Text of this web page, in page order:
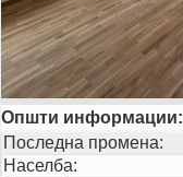
MK
EN
GO!
Општи информации:
Последна промена:
Населба: